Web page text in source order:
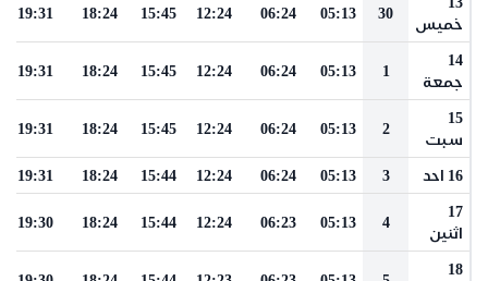
خميس
30
05:13
06:24
12:24
15:45
18:24
19:31
14
جمعة
1
05:13
06:24
12:24
15:45
18:24
19:31
15
سبت
2
05:13
06:24
12:24
15:45
18:24
19:31
16 احد 3
05:13
06:24
12:24
15:44
18:24
19:31
17
اثنين
4
05:13
06:23
12:24
15:44
18:24
19:30
18